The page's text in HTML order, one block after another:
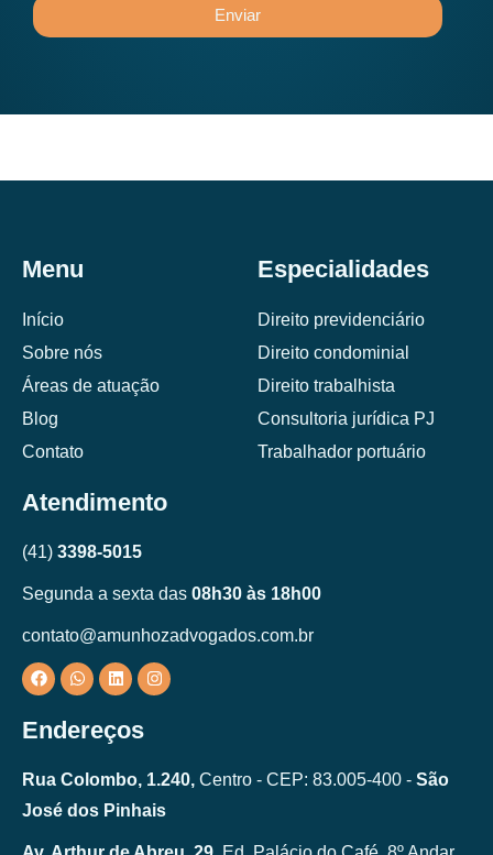
Enviar
Menu
Início
Sobre nós
Áreas de atuação
Blog
Contato
Especialidades
Direito previdenciário
Direito condominial
Direito trabalhista
Consultoria jurídica PJ
Trabalhador portuário
Atendimento
(41) 3398-5015
Segunda a sexta das 08h30 às 18h00
contato@amunhozadvogados.com.br
Endereços
Rua Colombo, 1.240, Centro - CEP: 83.005-400 - São
José dos Pinhais